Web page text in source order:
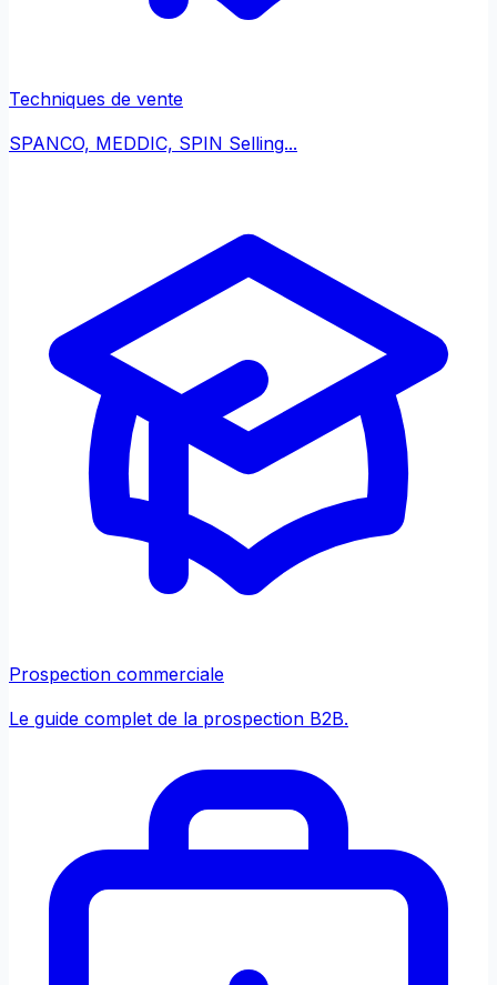
Techniques de vente
SPANCO, MEDDIC, SPIN Selling...
Prospection commerciale
Le guide complet de la prospection B2B.